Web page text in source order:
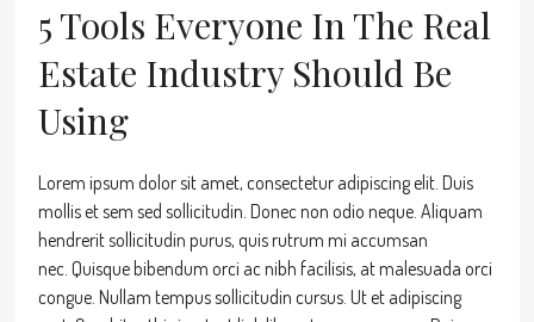
5 Tools Everyone In The Real
Estate Industry Should Be
Using
Lorem ipsum dolor sit amet, consectetur adipiscing elit. Duis
mollis et sem sed sollicitudin. Donec non odio neque. Aliquam
hendrerit sollicitudin purus, quis rutrum mi accumsan
nec. Quisque bibendum orci ac nibh facilisis, at malesuada orci
congue. Nullam tempus sollicitudin cursus. Ut et adipiscing